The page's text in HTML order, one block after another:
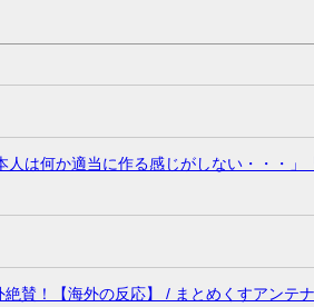
は何か適当に作る感じがしない・・・」
賛！【海外の反応】 / まとめくすアンテナ